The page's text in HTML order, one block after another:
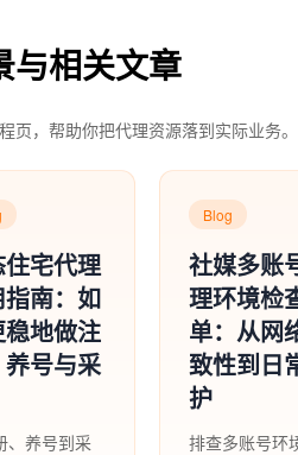
与相关文章
页，帮助你把代理资源落到实际业务。
宅代理
南：如
地做注
号与采
、养号到采
Blog
社媒多账
理环境检
单：从网
致性到日
护
排查多账号环